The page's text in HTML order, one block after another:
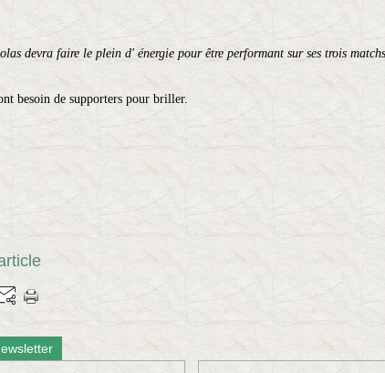
devra faire le plein d' énergie pour être performant sur ses trois
besoin de supporters pour briller.